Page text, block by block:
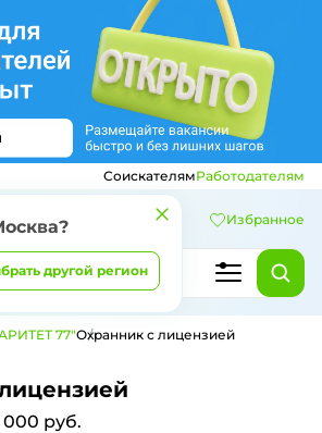
?
другой регион
СоискателямРаботодателям
Избранное
77"Охранник с лицензией
000 руб.